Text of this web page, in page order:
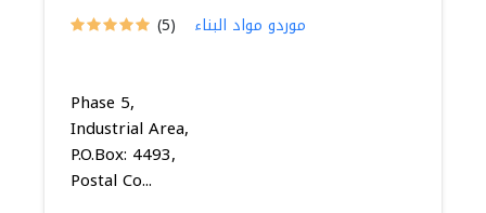
(5) موردو مواد البناء
Phase 5,
Industrial Area,
P.O.Box: 4493,
Postal Co...